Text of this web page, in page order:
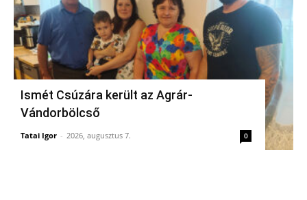
Ismét Csúzára került az Agrár-
Vándorbölcső
Tatai Igor - 2026, augusztus 7. 0